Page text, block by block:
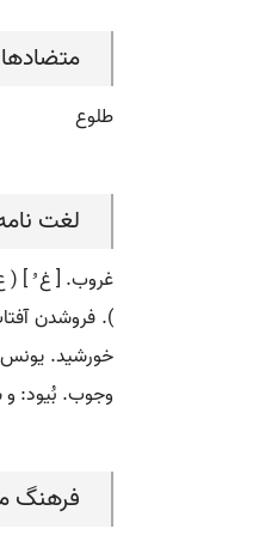
متضادها
طلوع
لغت
غروب. [ غ ُ ] ( ع
). فروشدن
خورشید.
وجوب. بُیود: و
فرهنگ